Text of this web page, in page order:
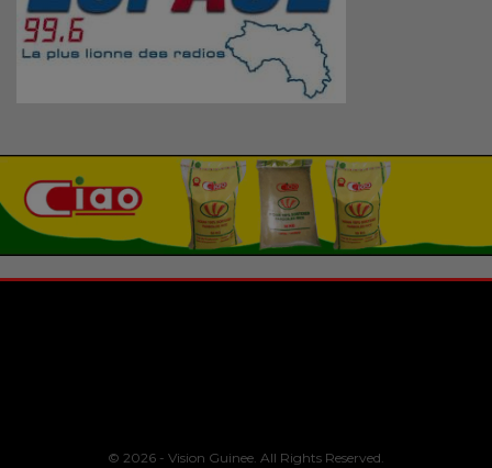
© 2026 - Vision Guinee. All Rights Reserved.